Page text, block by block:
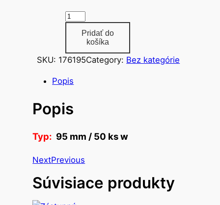
m
ž
s
t
o
v
e
č
o
Pridať do
košíka
SKU: 176195Category: Bez kategórie
Popis
Popis
Typ: 95 mm / 50 ks w
NextPrevious
Súvisiace produkty